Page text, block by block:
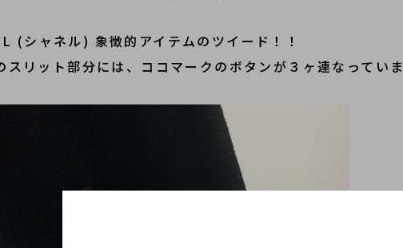
(シャネル) 象徴的アイテムのツイード！！
スリット部分には、ココマークのボタンが３ヶ連なっていま